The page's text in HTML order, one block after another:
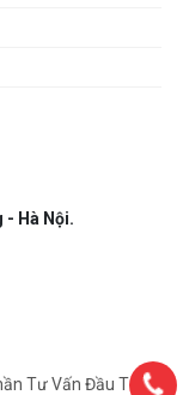
- Hà Nội.
Tư Vấn Đầu Tư Và